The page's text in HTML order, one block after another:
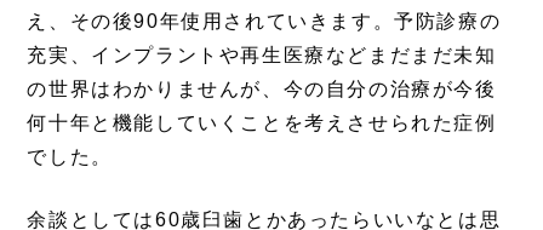
え、その後90年使用されていきます。予防診療の
充実、インプラントや再生医療などまだまだ未知
の世界はわかりませんが、今の自分の治療が今後
何十年と機能していくことを考えさせられた症例
でした。
余談としては60歳臼歯とかあったらいいなとは思